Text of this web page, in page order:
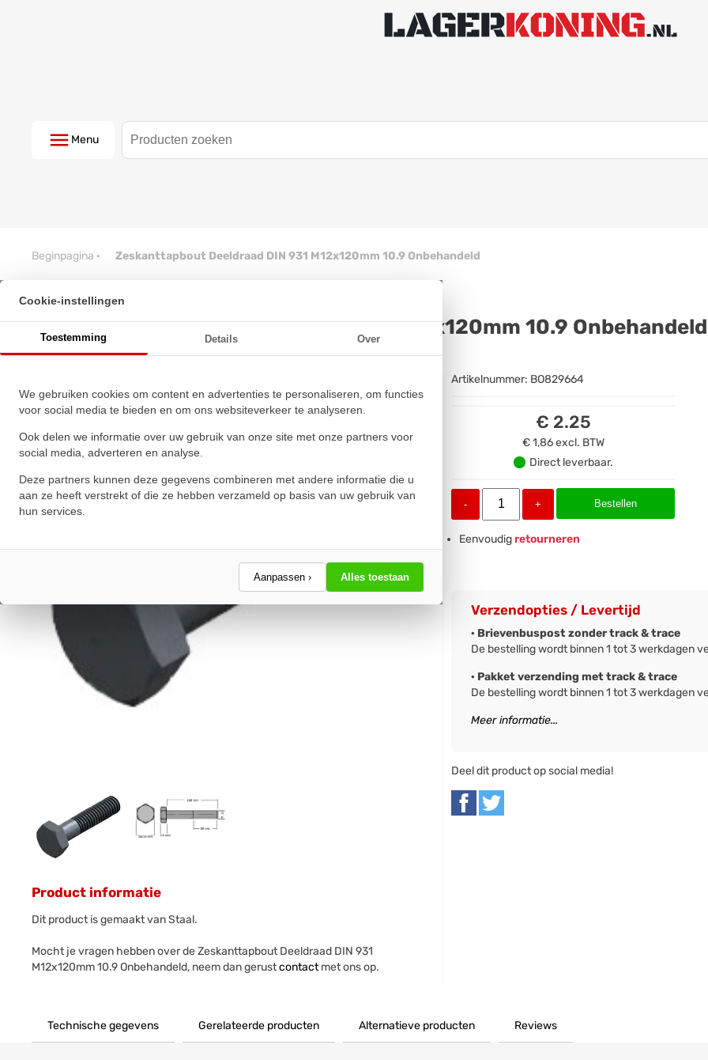
Menu
Beginpagina · Zeskanttapbout Deeldraad DIN 931 M12x120mm 10.9 Onbehandeld
Cookie-instellingen
Toestemming Details Over
We gebruiken cookies om content en advertenties te personaliseren, om functies
voor social media te bieden en om ons websiteverkeer te analyseren.
Ook delen we informatie over uw gebruik van onze site met onze partners voor
social media, adverteren en analyse.
Deze partners kunnen deze gegevens combineren met andere informatie die u
aan ze heeft verstrekt of die ze hebben verzameld op basis van uw gebruik van
hun services.
Aanpassen › Alles toestaan
Zeskanttapbout Deeldraad DIN 931 M12x120mm 10.9 Onbehandeld
★★★★★
★★★★★
Product informatie
Dit product is gemaakt van Staal.
Mocht je vragen hebben over de Zeskanttapbout Deeldraad DIN 931
M12x120mm 10.9 Onbehandeld, neem dan gerustcontactmet ons op.
Artikelnummer: BO829664
€ 2.25
€ 1,86excl. BTW
Direct leverbaar.
- + Bestellen
Eenvoudigretourneren
Verzendopties / Levertijd
· Brievenbuspost zonder track & trace
De bestelling wordt binnen 1 tot 3 werkdagen
· Pakket verzending met track & trace
De bestelling wordt binnen 1 tot 3 werkdagen
Meer informatie...
Deel dit product op social media!
Technische gegevens Gerelateerde producten Alternatieve producten Reviews